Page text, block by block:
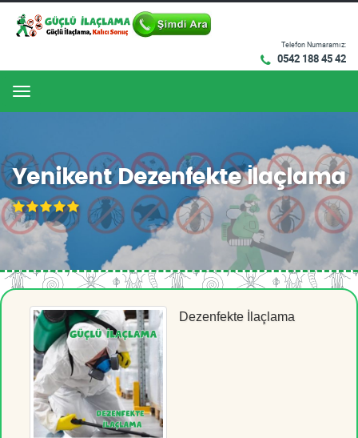
Telefon Numaramız:
0542 188 45 42
Menu
Yenikent Dezenfekte İlaçlama
Dezenfekte İlaçlama